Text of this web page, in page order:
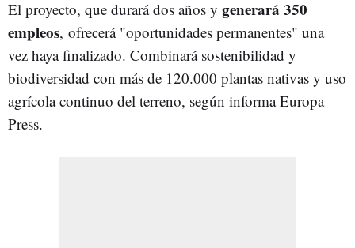
El proyecto, que durará dos años y generará 350
empleos, ofrecerá "oportunidades permanentes" una
vez haya finalizado. Combinará sostenibilidad y
biodiversidad con más de 120.000 plantas nativas y uso
agrícola continuo del terreno, según informa Europa
Press.